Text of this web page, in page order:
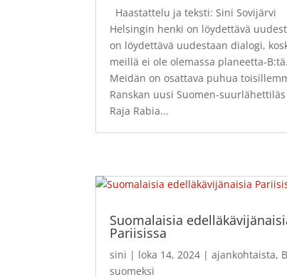
Haastattelu ja teksti: Sini
Helsingin henki on löydettävä
on löydettävä uudestaan dialogi,
meillä ei ole olemassa planeetta-B:tä.
Meidän on osattava puhua
Ranskan uusi Suomen-suurlähettiläs
Raja Rabia...
Suomalaisia
Pariisissa
sini | loka 14, 2024 |ajankohtaista,
suomeksi